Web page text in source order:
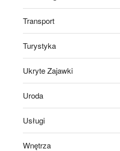
Transport
Turystyka
Ukryte Zajawki
Uroda
Usługi
Wnętrza